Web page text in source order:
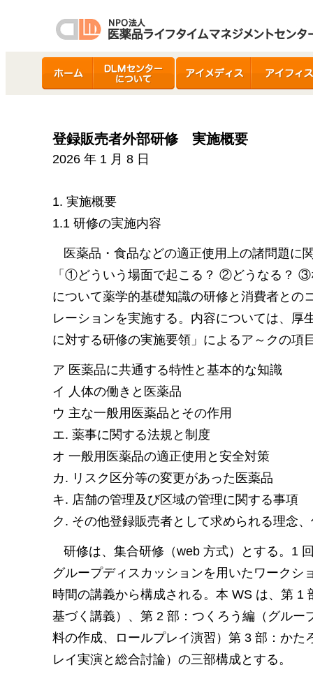
登録販売者外部研修 実施概要
2026 年 1 月 8 日
1. 実施概要
1.1 研修の実施内容
医薬品・食品などの適正使用上の諸問題に
「①どういう場面で起こる？ ②どうなる？
について薬学的基礎知識の研修と消費者との
レーションを実施する。内容については、厚
に対する研修の実施要領」によるア～クの項
ア 医薬品に共通する特性と基本的な知識
イ 人体の働きと医薬品
ウ 主な一般用医薬品とその作用
エ. 薬事に関する法規と制度
オ 一般用医薬品の適正使用と安全対策
カ. リスク区分等の変更があった医薬品
キ. 店舗の管理及び区域の管理に関する事項
ク. その他登録販売者として求められる理念
研修は、集合研修（web 方式）とする。1
グループディスカッションを用いたワークシ
時間の講義から構成される。本 WS は、第 1
基づく講義）、第 2 部：つくろう編（グルー
料の作成、ロールプレイ演習）第 3 部：かた
レイ実演と総合討論）の三部構成とする。